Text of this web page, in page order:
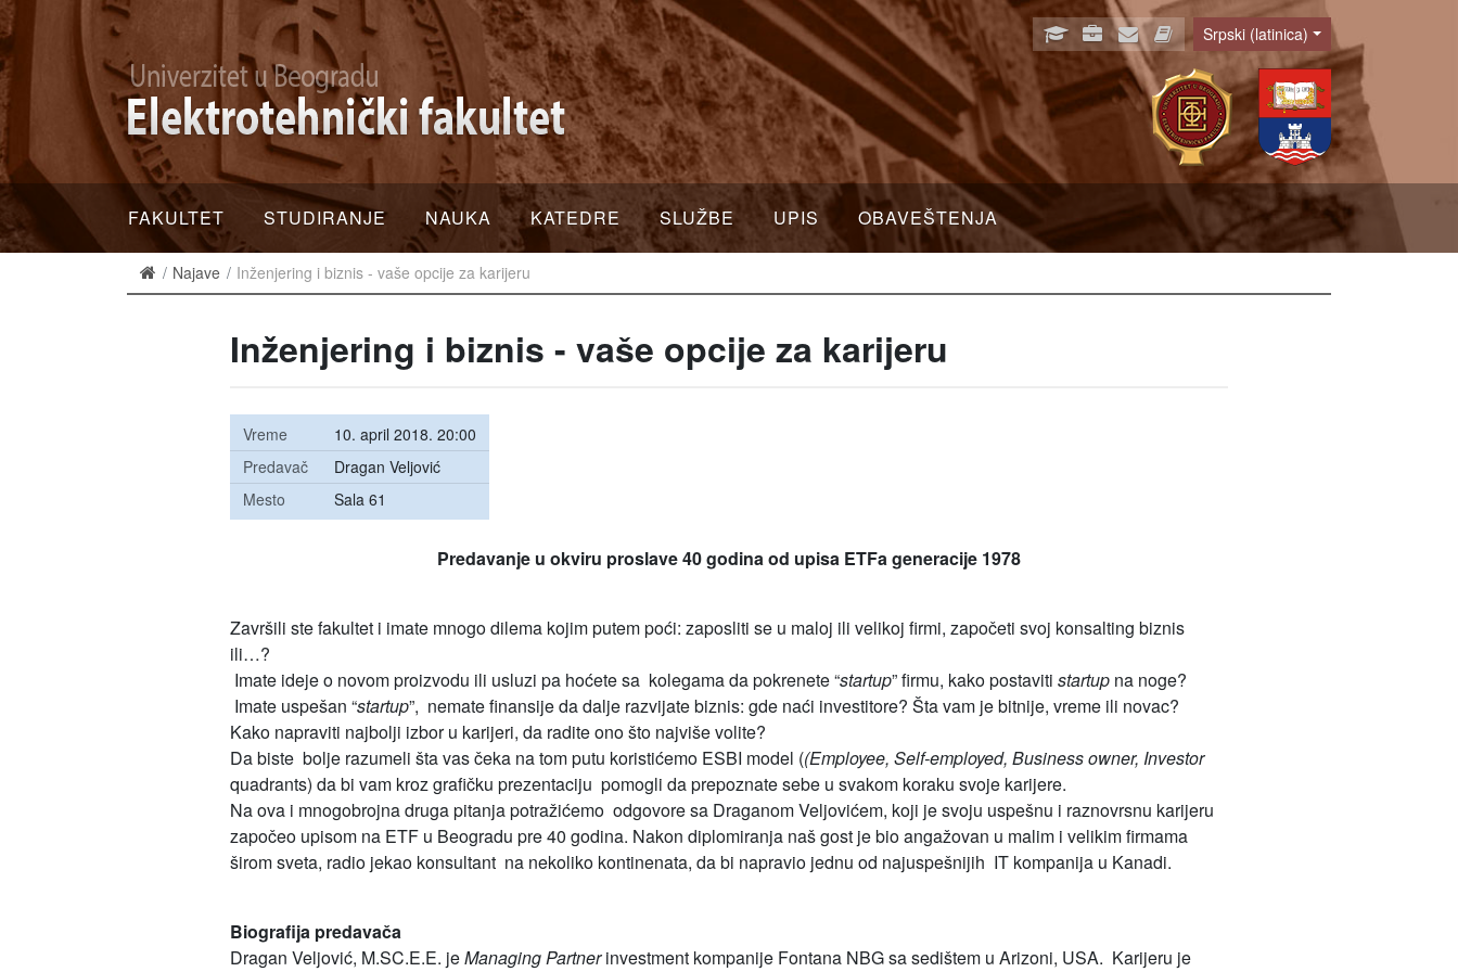
Language
Srpski (latinica)
FAKULTET STUDIRANJE NAUKA KATEDRE SLUŽBE UPIS OBAVEŠTENJA
Najave Inženjering i biznis - vaše opcije za karijeru
Inženjering i biznis - vaše opcije za karijeru
Vreme
10. april 2018. 20:00
Predavač
Dragan Veljović
Mesto
Sala 61
Predavanje u okviru proslave 40 godina od upisa ETFa generacije 1978
Završili ste fakultet i imate mnogo dilema kojim putem poći: zaposliti se u maloj ili velikoj firmi, započeti svoj konsalting biznis
ili…?
Imate ideje o novom proizvodu ili usluzi pa hoćete sa kolegama da pokrenete “startup” firmu, kako postaviti startupna noge?
Imate uspešan “startup”, nemate finansije da dalje razvijate biznis: gde naći investitore? Šta vam je bitnije, vreme ili novac?
Kako napraviti najbolji izbor u karijeri, da radite ono što najviše volite?
Da biste bolje razumeli šta vas čeka na tom putu koristićemo ESBI model ((Employee, Self-employed, Business owner, Investor
quadrants) da bi vam kroz grafičku prezentaciju pomogli da prepoznate sebe u svakom koraku svoje karijere.
Na ova i mnogobrojna druga pitanja potražićemo odgovore sa Draganom Veljovićem, koji je svoju uspešnu i raznovrsnu karijeru
započeo upisom na ETF u Beogradu pre 40 godina. Nakon diplomiranja naš gost je bio angažovan u malim i velikim firmama
širom sveta, radio jekao konsultant na nekoliko kontinenata, da bi napravio jednu od najuspešnijih IT kompanija u Kanadi.
Biografija predavača
Dragan Veljović, M.SC.E.E. jeManaging Partnerinvestment kompanije Fontana NBG sa sedištem u Arizoni, USA. Karijeru je